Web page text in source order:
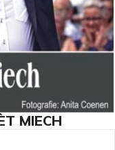
MIECH